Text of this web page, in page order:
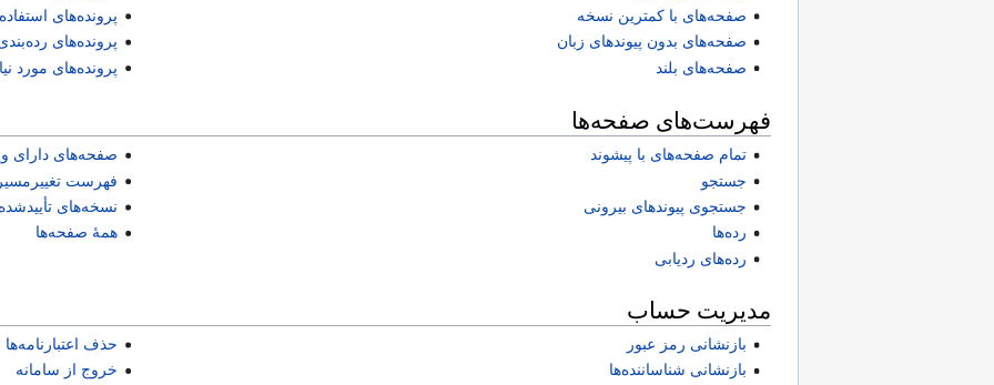
صفحه‌های با کمترین نسخه
صفحه‌های بدون پیوندهای زبان
صفحه‌های بلند
پرونده‌های
پرونده‌های
پرونده‌های مورد
فهرست‌های صفحه‌ها
تمام صفحه‌های با پیشوند
جستجو
جستجوی پیوندهای بیرونی
رده‌ها
رده‌های ردیابی
صفحه‌های دارای
فهرست
نسخه‌های تأییدشده
همهٔ صفحه‌ها
مدیریت حساب
بازنشانی رمز عبور
بازنشانی شناساننده‌ها
حذف اعتبارنامه‌ها
خروج از سامانه